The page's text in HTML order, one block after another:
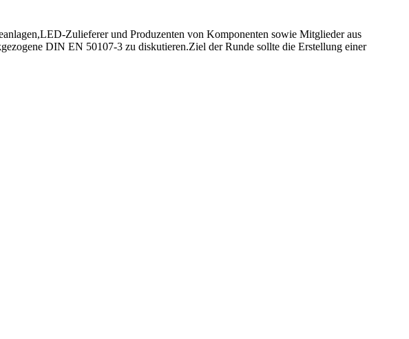
Zulieferer und Produzenten von Komponenten sowie Mitglieder aus
DIN EN 50107-3 zu diskutieren.Ziel der Runde sollte die Erstellung einer